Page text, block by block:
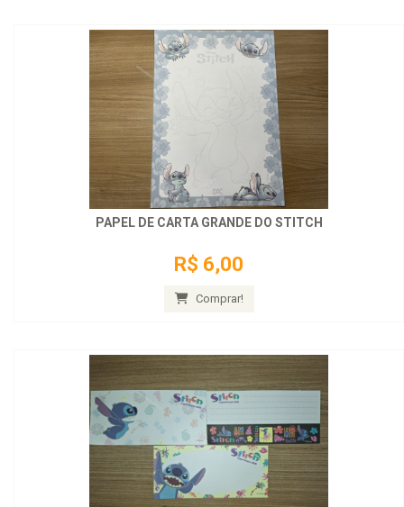
PAPEL DE CARTA GRANDE DO STITCH
R$ 6,00
Comprar!